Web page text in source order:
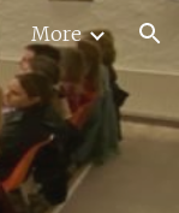
More